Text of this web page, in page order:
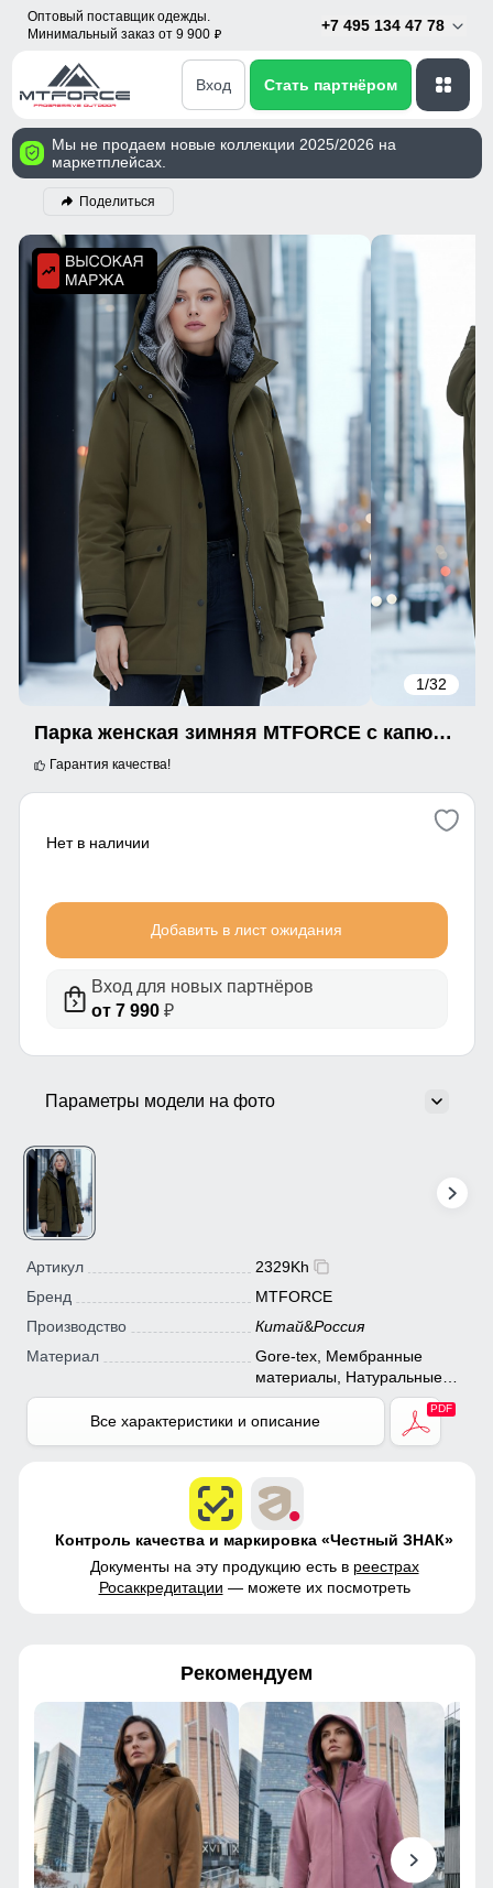
Оптовый поставщик одежды.
Минимальный заказ от 9 900 p
+7 495 134 47 78
Вход Стать партнёром
Мы не продаем новые коллекции 2025/2026 на
маркетплейсах.
Поделиться
1/32
Парка женская зимняя MTFORCE c капюшоном цвета хаки 2329Kh
Гарантия качества!
Нет в наличии
Добавить в лист ожидания
Вход для новых партнёров
от 7 990₽
Параметры модели на фото
Артикул
2329Kh
Бренд
MTFORCE
Производство
Китай&Россия
Материал
Gore-tex, Мембранные
материалы, Натуральные
материалы, Полиэстер,
Плащевка, Тефлон,
Экологичные материалы
Все характеристики и описание
Контроль качества и маркировка «Честный ЗНАК»
Документы на эту продукцию есть в реестрах
Росаккредитации — можете их посмотреть
Рекомендуем